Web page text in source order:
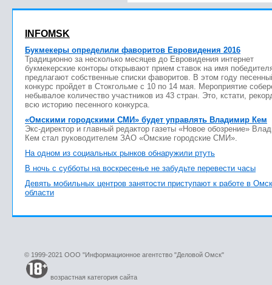
INFOMSK
Букмекеры определили фаворитов Евровидения 2016
Традиционно за несколько месяцев до Евровидения интернет
букмекерские конторы открывают прием ставок на имя
предлагают собственные списки фаворитов. В этом году
конкурс пройдет в Стокгольме с 10 по 14 мая. Мероприятие
небывалое количество участников из 43 стран. Это, кстати,
всю историю песенного конкурса.
«Омскими городскими СМИ» будет управлять Владимир Кем
Экс-директор и главный редактор газеты «Новое обозрение»
Кем стал руководителем ЗАО «Омские городские СМИ».
На одном из социальных рынков обнаружили ртуть
В ночь с субботы на воскресенье не забудьте перевести часы
Девять мобильных центров занятости приступают к работе в
области
© 1999-2021 ООО "Информационное агентство "Деловой Омск"
возрастная категория сайта